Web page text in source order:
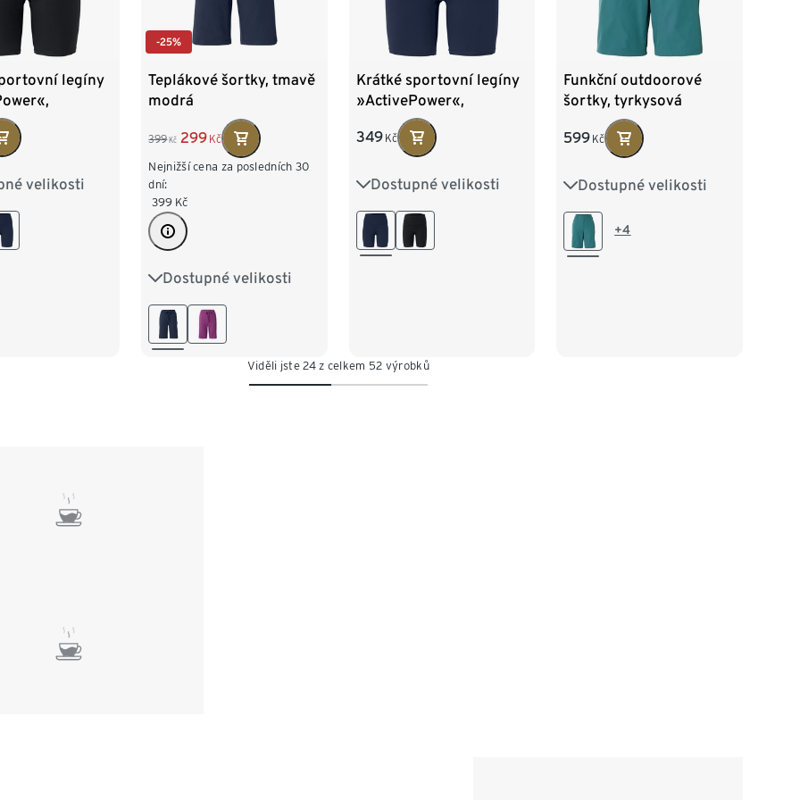
legíny
velikosti
S 36/38
-25%
Teplákové šortky, tmavě
modrá
399 Kč 299 Kč
Nejnižší cena za posledních 30
dní:
399 Kč
Dostupné velikosti
XS 32/34 S 36/38
M 40/42
Krátké sportovní legíny
»ActivePower«,
námořnická modrá
349 Kč
Dostupné velikosti
XS 32/34 S 36/38
M 40/42
Funkční outdoorové
šortky, tyrkysová
599 Kč
Dostupné velikosti
36 38 40 42
46
+4
Viděli jste 24 z celkem 52 výrobků